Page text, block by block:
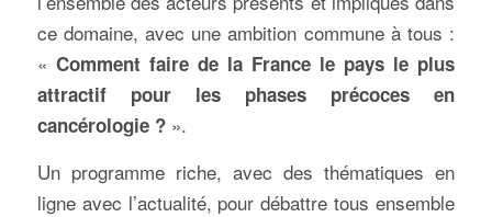
ce domaine, avec une ambition commune à tous :
« Comment faire de la France le pays le plus
attractif pour les phases précoces en
cancérologie ?».
Un programme riche, avec des thématiques en
ligne avec l’actualité, pour débattre tous ensemble